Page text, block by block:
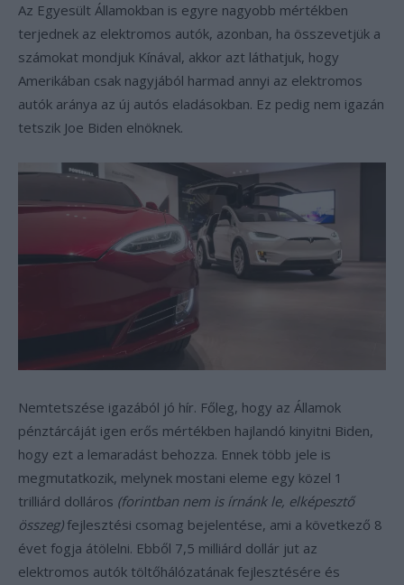
Az Egyesült Államokban is egyre nagyobb mértékben
terjednek az elektromos autók, azonban, ha összevetjük a
számokat mondjuk Kínával, akkor azt láthatjuk, hogy
Amerikában csak nagyjából harmad annyi az elektromos
autók aránya az új autós eladásokban. Ez pedig nem igazán
tetszik Joe Biden elnöknek.
Nemtetszése igazából jó hír. Főleg, hogy az Államok
pénztárcáját igen erős mértékben hajlandó kinyitni Biden,
hogy ezt a lemaradást behozza. Ennek több jele is
megmutatkozik, melynek mostani eleme egy közel 1
trilliárd dolláros (forintban nem is írnánk le, elképesztő
összeg)fejlesztési csomag bejelentése, ami a következő 8
évet fogja átölelni. Ebből 7,5 milliárd dollár jut az
elektromos autók töltőhálózatának fejlesztésére és